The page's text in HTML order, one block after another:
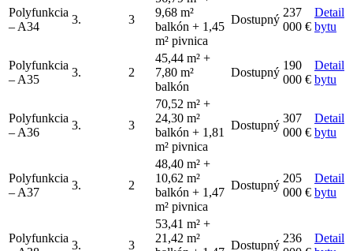
Polyfunkcia
– A34
3. 3
9,68 m²
balkón + 1,45
m² pivnica
Dostupný
237
000 €
Detail
bytu
Polyfunkcia
– A35
3. 2
45,44 m² +
7,80 m²
balkón
Dostupný
190
000 €
Detail
bytu
Polyfunkcia
– A36
3. 3
70,52 m² +
24,30 m²
balkón + 1,81
m² pivnica
Dostupný
307
000 €
Detail
bytu
Polyfunkcia
– A37
3. 2
48,40 m² +
10,62 m²
balkón + 1,47
m² pivnica
Dostupný
205
000 €
Detail
bytu
Polyfunkcia
3. 3
53,41 m² +
21,42 m²
Dostupný
236
Detail